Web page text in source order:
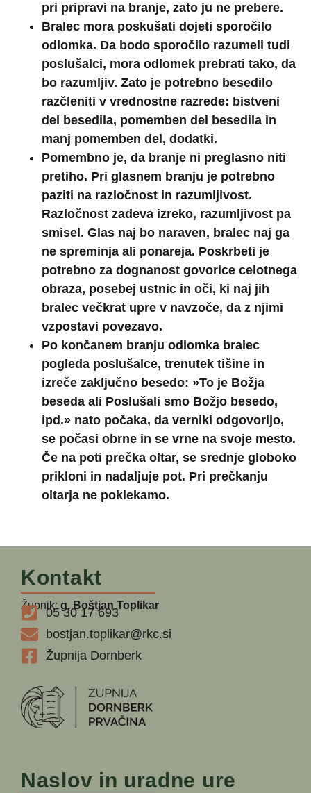
pri pripravi na branje, zato ju ne prebere.
Bralec mora poskušati dojeti sporočilo
odlomka. Da bodo sporočilo razumeli tudi
poslušalci, mora odlomek prebrati tako, da
bo razumljiv. Zato je potrebno besedilo
razčleniti v vrednostne razrede: bistveni
del besedila, pomemben del besedila in
manj pomemben del, dodatki.
Pomembno je, da branje ni preglasno niti
pretiho. Pri glasnem branju je potrebno
paziti na razločnost in razumljivost.
Razločnost zadeva izreko, razumljivost pa
smisel. Glas naj bo naraven, bralec naj ga
ne spreminja ali ponareja. Poskrbeti je
potrebno za dognanost govorice celotnega
obraza, posebej ustnic in oči, ki naj jih
bralec večkrat upre v navzoče, da z njimi
vzpostavi povezavo.
Po končanem branju odlomka bralec
pogleda poslušalce, trenutek tišine in
izreče zaključno besedo: »To je Božja
beseda ali Poslušali smo Božjo besedo,
ipd.» nato počaka, da verniki odgovorijo,
se počasi obrne in se vrne na svoje mesto.
Če na poti prečka oltar, se srednje globoko
prikloni in nadaljuje pot. Pri prečkanju
oltarja ne poklekamo.
Kontakt
Župnik: g. Boštjan Toplikar
05 30 17 693
bostjan.toplikar@rkc.si
Župnija Dornberk
Naslov in uradne ure